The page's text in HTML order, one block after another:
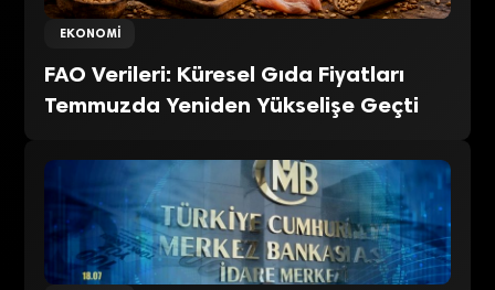
EKONOMI
FAO Verileri: Küresel Gıda Fiyatları
Temmuzda Yeniden Yükselişe Geçti